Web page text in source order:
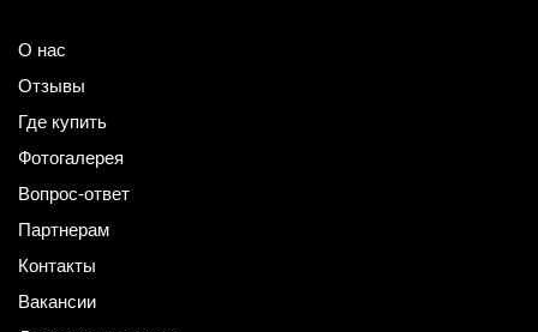
О нас
Отзывы
Где купить
Фотогалерея
Вопрос-ответ
Партнерам
Контакты
Вакансии